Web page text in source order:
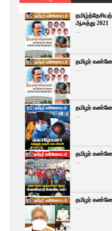
ஆகத்து 2021
...
தமிழர்
...
தமிழர்
...
தமிழர்
...
தமிழர்
...